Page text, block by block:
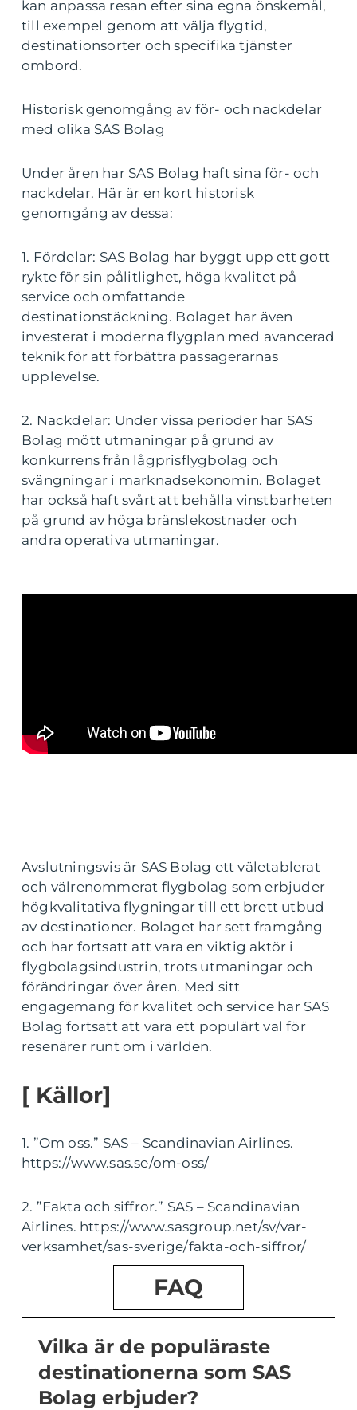
kan anpassa resan efter sina egna önskemål,
till exempel genom att välja flygtid,
destinationsorter och specifika tjänster
ombord.
Historisk genomgång av för- och nackdelar
med olika SAS Bolag
Under åren har SAS Bolag haft sina för- och
nackdelar. Här är en kort historisk
genomgång av dessa:
1. Fördelar: SAS Bolag har byggt upp ett gott
rykte för sin pålitlighet, höga kvalitet på
service och omfattande
destinationstäckning. Bolaget har även
investerat i moderna flygplan med avancerad
teknik för att förbättra passagerarnas
upplevelse.
2. Nackdelar: Under vissa perioder har SAS
Bolag mött utmaningar på grund av
konkurrens från lågprisflygbolag och
svängningar i marknadsekonomin. Bolaget
har också haft svårt att behålla vinstbarheten
på grund av höga bränslekostnader och
andra operativa utmaningar.
Avslutningsvis är SAS Bolag ett väletablerat
och välrenommerat flygbolag som erbjuder
högkvalitativa flygningar till ett brett utbud
av destinationer. Bolaget har sett framgång
och har fortsatt att vara en viktig aktör i
flygbolagsindustrin, trots utmaningar och
förändringar över åren. Med sitt
engagemang för kvalitet och service har SAS
Bolag fortsatt att vara ett populärt val för
resenärer runt om i världen.
[ Källor]
1. ”Om oss.” SAS – Scandinavian Airlines.
https://www.sas.se/om-oss/
2. ”Fakta och siffror.” SAS – Scandinavian
Airlines. https://www.sasgroup.net/sv/var-
verksamhet/sas-sverige/fakta-och-siffror/
FAQ
Vilka är de populäraste
destinationerna som SAS
Bolag erbjuder?